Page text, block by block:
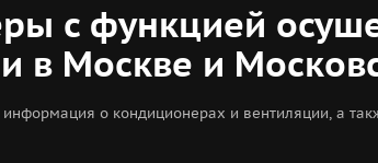
с функцией
в Москве и
о кондиционерах и вентиляции, а